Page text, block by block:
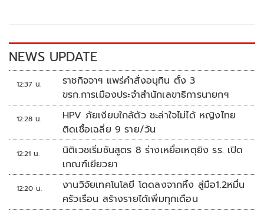
k k
NEWS UPDATE
12:37 น.
ราชกิจจาฯ แพร่คำสั่งอนุทิน ตั้ง 3
ขรก.การเมืองประจำสำนักเลขาธิการนายกฯ
12:28 น.
HPV ภัยเงียบใกล้ตัว ชะล่าใจไม่ได้ หญิงไทย
ติดเชื้อเฉลี่ย 9 ราย/วัน
12:21 น.
นิติเวชเริ่มชันสูตร 8 ร่างเหยื่อเหตุยิง รร. เปิด
เกณฑ์เยียวยา
12:20 น.
งานวิจัยเทคโนโลยี โดดลงจากหิ้ง สู่มือ1.2หมื่น
ครัวเรือน สร้างรายได้เพิ่มทุกเดือน